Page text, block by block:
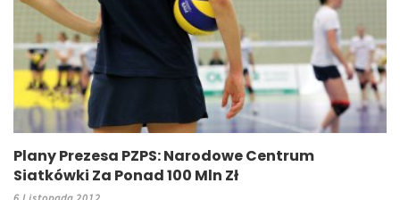
Plany Prezesa PZPS: Narodowe Centrum
Siatkówki Za Ponad 100 Mln Zł